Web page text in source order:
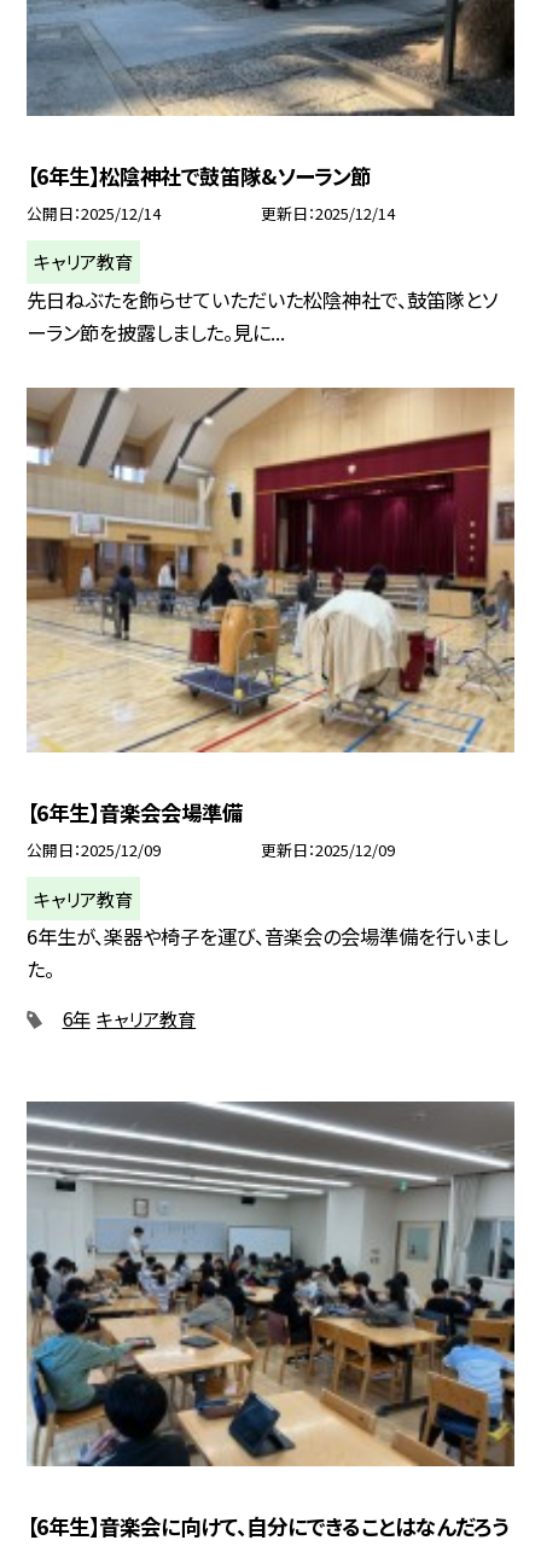
【6年生】松陰神社で鼓笛隊&ソーラン節
公開日 2025/12/14 更新日 2025/12/14
キャリア教育
先日ねぶたを飾らせていただいた松陰神社で、鼓笛隊とソ
ーラン節を披露しました。見に...
【6年生】音楽会会場準備
公開日 2025/12/09 更新日 2025/12/09
キャリア教育
6年生が、楽器や椅子を運び、音楽会の会場準備を行いまし
た。
6年 キャリア教育
【6年生】音楽会に向けて、自分にできることはなんだろう